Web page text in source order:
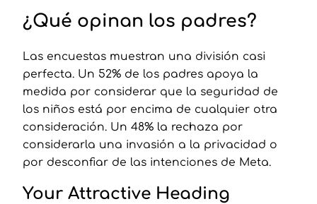
¿Qué opinan los padres?
Las encuestas muestran una división casi
perfecta. Un 52% de los padres apoya la
medida por considerar que la seguridad de
los niños está por encima de cualquier otra
consideración. Un 48% la rechaza por
considerarla una invasión a la privacidad o
por desconfiar de las intenciones de Meta.
Your Attractive Heading